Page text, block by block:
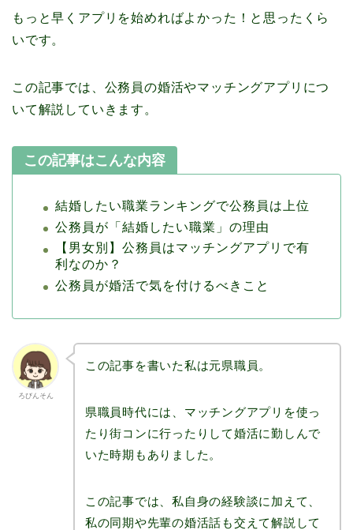
もっと早くアプリを始めればよかった！と思ったくら
いです。
この記事では、公務員の婚活やマッチングアプリにつ
いて解説していきます。
この記事はこんな内容
結婚したい職業ランキングで公務員は上位
公務員が「結婚したい職業」の理由
【男女別】公務員はマッチングアプリで有
利なのか？
公務員が婚活で気を付けるべきこと
ろびんそん
この記事を書いた私は元県職員。
県職員時代には、マッチングアプリを使っ
たり街コンに行ったりして婚活に勤しんで
いた時期もありました。
この記事では、私自身の経験談に加えて、
私の同期や先輩の婚活話も交えて解説して